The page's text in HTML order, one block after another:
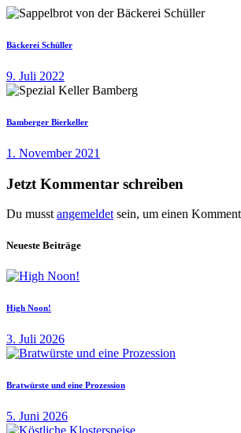
Bäckerei Schüller
9. Juli 2022
Bamberger Bierkeller
1. November 2021
Jetzt Kommentar schreiben
Du musstangemeldetsein, um einen
Neueste Beiträge
High Noon!
3. Juli 2026
Bratwürste und eine Prozession
5. Juni 2026